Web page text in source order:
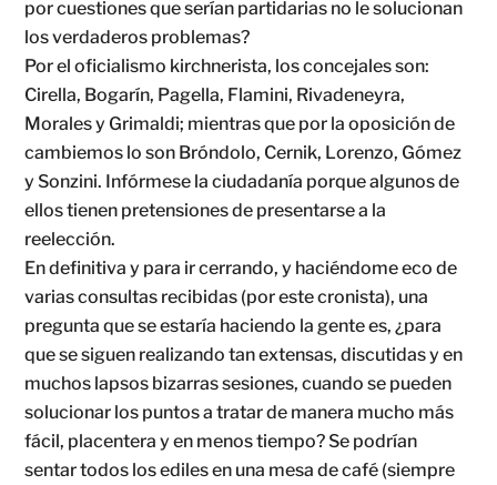
por cuestiones que serían partidarias no le solucionan
los verdaderos problemas?
Por el oficialismo kirchnerista, los concejales son:
Cirella, Bogarín, Pagella, Flamini, Rivadeneyra,
Morales y Grimaldi; mientras que por la oposición de
cambiemos lo son Bróndolo, Cernik, Lorenzo, Gómez
y Sonzini. Infórmese la ciudadanía porque algunos de
ellos tienen pretensiones de presentarse a la
reelección.
En definitiva y para ir cerrando, y haciéndome eco de
varias consultas recibidas (por este cronista), una
pregunta que se estaría haciendo la gente es, ¿para
que se siguen realizando tan extensas, discutidas y en
muchos lapsos bizarras sesiones, cuando se pueden
solucionar los puntos a tratar de manera mucho más
fácil, placentera y en menos tiempo? Se podrían
sentar todos los ediles en una mesa de café (siempre